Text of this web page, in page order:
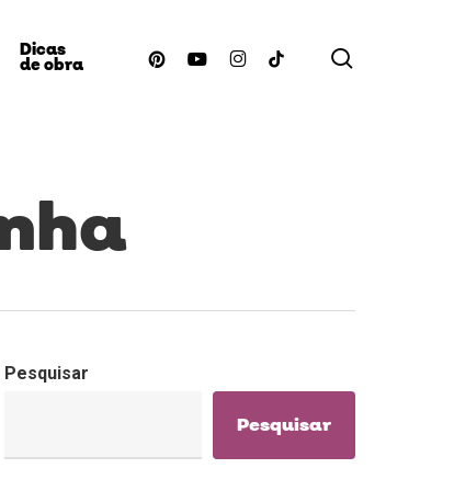
Dicas
de obra pinterestyoutubeinstagram
tiktok
Pesquisar
Pesquisar